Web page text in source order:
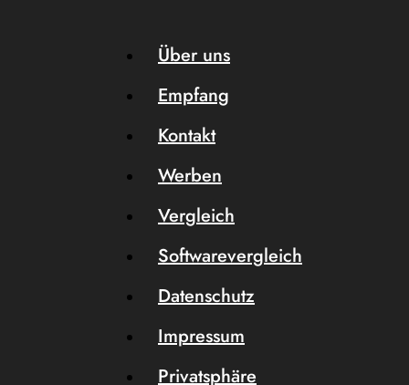
Über uns
Empfang
Kontakt
Werben
Vergleich
Softwarevergleich
Datenschutz
Impressum
Privatsphäre